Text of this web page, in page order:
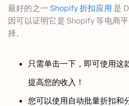
最好的之一 Shopify 折扣应用 是
因可以证明它是 Shopify 等电商
择。
只需单击一下，即可使用这
提高您的收入！
您可以使用自动批量折扣和